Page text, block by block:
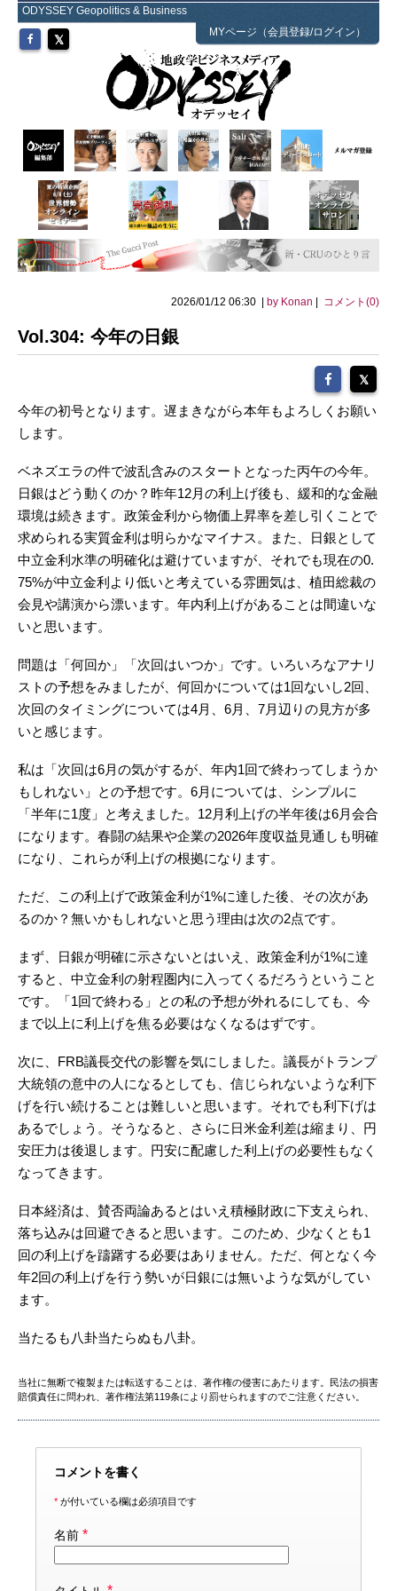
ODYSSEY Geopolitics & Business
MYページ（会員登録/ログイン）
2026/01/12 06:30 | by Konan コメント(0)
Vol.304: 今年の日銀
今年の初号となります。遅まきながら本年もよろしくお願い
します。
ベネズエラの件で波乱含みのスタートとなった丙午の今年。
日銀はどう動くのか？昨年12月の利上げ後も、緩和的な金融
環境は続きます。政策金利から物価上昇率を差し引くことで
求められる実質金利は明らかなマイナス。また、日銀として
中立金利水準の明確化は避けていますが、それでも現在の0.
75%が中立金利より低いと考えている雰囲気は、植田総裁の
会見や講演から漂います。年内利上げがあることは間違いな
いと思います。
問題は「何回か」「次回はいつか」です。いろいろなアナリ
ストの予想をみましたが、何回かについては1回ないし2回、
次回のタイミングについては4月、6月、7月辺りの見方が多
いと感じます。
私は「次回は6月の気がするが、年内1回で終わってしまうか
もしれない」との予想です。6月については、シンプルに
「半年に1度」と考えました。12月利上げの半年後は6月会合
になります。春闘の結果や企業の2026年度収益見通しも明確
になり、これらが利上げの根拠になります。
ただ、この利上げで政策金利が1%に達した後、その次があ
るのか？無いかもしれないと思う理由は次の2点です。
まず、日銀が明確に示さないとはいえ、政策金利が1%に達
すると、中立金利の射程圏内に入ってくるだろうということ
です。「1回で終わる」との私の予想が外れるにしても、今
まで以上に利上げを焦る必要はなくなるはずです。
次に、FRB議長交代の影響を気にしました。議長がトランプ
大統領の意中の人になるとしても、信じられないような利下
げを行い続けることは難しいと思います。それでも利下げは
あるでしょう。そうなると、さらに日米金利差は縮まり、円
安圧力は後退します。円安に配慮した利上げの必要性もなく
なってきます。
日本経済は、賛否両論あるとはいえ積極財政に下支えられ、
落ち込みは回避できると思います。このため、少なくとも1
回の利上げを躊躇する必要はありません。ただ、何となく今
年2回の利上げを行う勢いが日銀には無いような気がしてい
ます。
当たるも八卦当たらぬも八卦。
当社に無断で複製または転送することは、著作権の侵害にあたります。民法の損害
賠償責任に問われ、著作権法第119条により罰せられますのでご注意ください。
コメントを書く
* が付いている欄は必須項目です
名前 *